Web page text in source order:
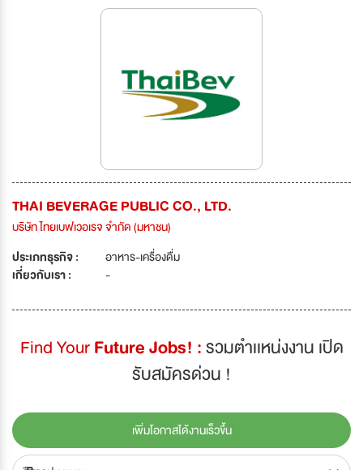
THAI BEVERAGE PUBLIC CO., LTD.
บริษัท ไทยเบฟเวอเรจ จำกัด (มหาชน)
ประเภทธุรกิจ :
อาหาร-เครื่องดื่ม
เกี่ยวกับเรา :
-
Find YourFuture Jobs! :รวมตำเเหน่งงาน เปิด
รับสมัครด่วน !
เพิ่มโอกาสได้งานเร็วขึ้น